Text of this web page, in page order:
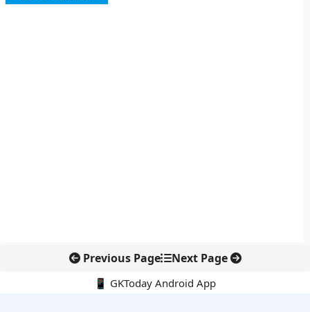
Previous Page Next Page
📱 GKToday Android App